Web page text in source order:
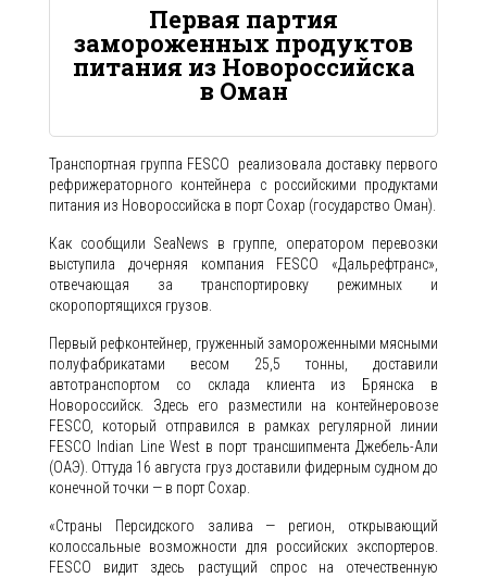
Первая партия
замороженных продуктов
питания из Новороссийска
в Оман
Транспортная группа FESCO реализовала доставку первого
рефрижераторного контейнера с российскими продуктами
питания из Новороссийска в порт Сохар (государство Оман).
Как сообщили SeaNews в группе, оператором перевозки
выступила дочерняя компания FESCO «Дальрефтранс»,
отвечающая за транспортировку режимных и
скоропортящихся грузов.
Первый рефконтейнер, груженный замороженными мясными
полуфабрикатами весом 25,5 тонны, доставили
автотранспортом со склада клиента из Брянска в
Новороссийск. Здесь его разместили на контейнеровозе
FESCO, который отправился в рамках регулярной линии
FESCO Indian Line West в порт трансшипмента Джебель-Али
(ОАЭ). Оттуда 16 августа груз доставили фидерным судном до
конечной точки — в порт Сохар.
«Страны Персидского залива — регион, открывающий
колоссальные возможности для российских экспортеров.
FESCO видит здесь растущий спрос на отечественную